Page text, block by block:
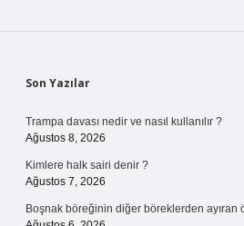
Sidebar
Son Yazılar
Trampa davası nedir ve nasıl kullanılır ?
Ağustos 8, 2026
Kimlere halk sairi denir ?
Ağustos 7, 2026
Boşnak böreğinin diğer böreklerden ayıran